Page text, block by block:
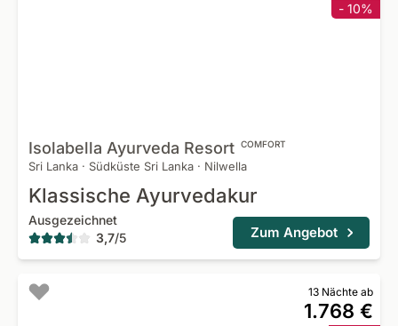
- 10%
Isolabella Ayurveda Resort COMFORT
Sri Lanka · Südküste Sri Lanka · Nilwella
Klassische Ayurvedakur
Ausgezeichnet
3,7/5 Zum Angebot
13 Nächte ab
1.768 €